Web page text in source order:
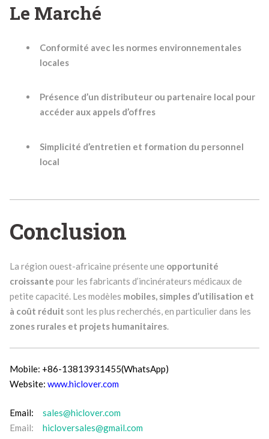
Le Marché
Conformité avec les normes environnementales
locales
Présence d’un distributeur ou partenaire local pour
accéder aux appels d’offres
Simplicité d’entretien et formation du personnel
local
Conclusion
La région ouest-africaine présente une opportunité
croissante pour les fabricants d’incinérateurs médicaux de
petite capacité. Les modèles mobiles, simples d’utilisation et
à coût réduit sont les plus recherchés, en particulier dans les
zones rurales et projets humanitaires.
Mobile: +86-13813931455(WhatsApp)
Website: www.hiclover.com
Email: sales@hiclover.com
Email: hicloversales@gmail.com